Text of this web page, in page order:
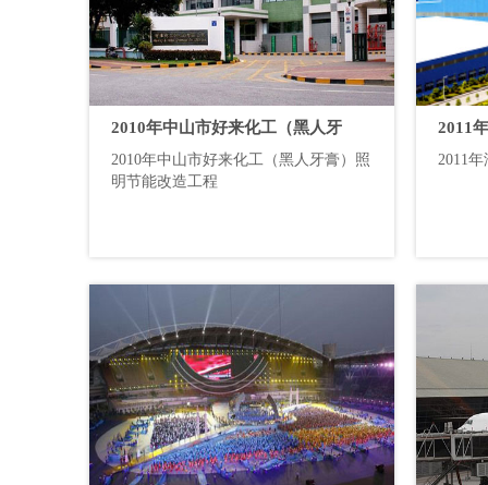
2010年中山市好来化工（黑人牙
膏）照明节能改造工程
2010年中山市好来化工（黑人牙膏）照
明节能改造工程
2011
2011